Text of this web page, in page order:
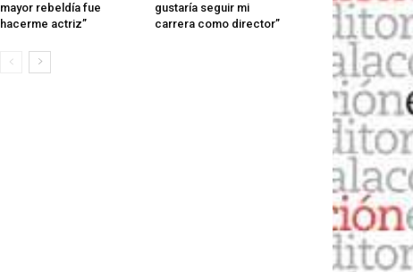
mayor rebeldía fue
hacerme actriz”
gustaría seguir mi
carrera como director”